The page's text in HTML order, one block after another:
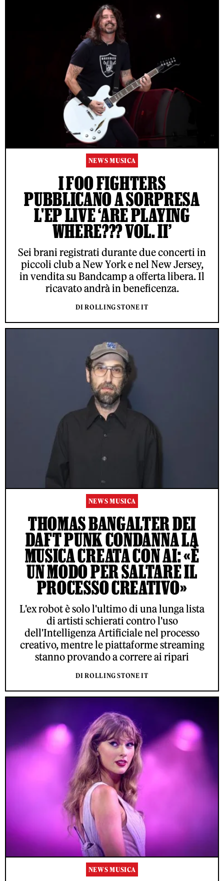
NEWS MUSICA
I FOO FIGHTERS
PUBBLICANO A SORPRESA
L'EP LIVE ‘ARE PLAYING
WHERE??? VOL. II’
Sei brani registrati durante due concerti in
piccoli club a New York e nel New Jersey,
in vendita su Bandcamp a offerta libera. Il
ricavato andrà in beneficenza.
DI ROLLING STONE IT
NEWS MUSICA
THOMAS BANGALTER DEI
DAFT PUNK CONDANNA LA
MUSICA CREATA CON AI: «È
UN MODO PER SALTARE IL
PROCESSO CREATIVO»
L'ex robot è solo l'ultimo di una lunga lista
di artisti schierati contro l'uso
dell'Intelligenza Artificiale nel processo
creativo, mentre le piattaforme streaming
stanno provando a correre ai ripari
DI ROLLING STONE IT
NEWS MUSICA